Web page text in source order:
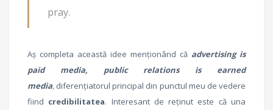
pray.
Aș completa această idee menționând că advertising is
paid media, public relations is earned
media, diferențiatorul principal din punctul meu de vedere
fiind credibilitatea. Interesant de reținut este că una